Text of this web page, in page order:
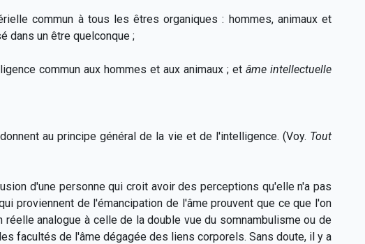
commun à tous les êtres organiques : hommes, animaux et
dans un être quelconque ;
commun aux hommes et aux animaux ; et âme intellectuelle
au principe général de la vie et de l'intelligence. (Voy. Tout
d'une personne qui croit avoir des perceptions qu'elle n'a pas
proviennent de l'émancipation de l'âme prouvent que ce que l'on
analogue à celle de la double vue du somnambulisme ou de
facultés de l'âme dégagée des liens corporels. Sans doute, il y a